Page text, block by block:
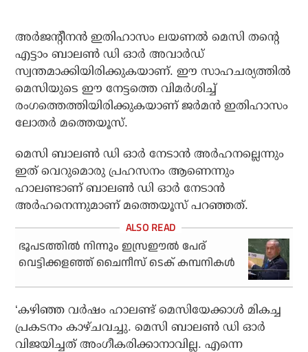
അര്‍ജന്റീനന്‍ ഇതിഹാസം ലയണല്‍ മെസി തന്റെ
എട്ടാം ബാലണ്‍ ഡി ഓര്‍ അവാര്‍ഡ്
സ്വന്തമാക്കിയിരിക്കുകയാണ്. ഈ സാഹചര്യത്തില്‍
മെസിയുടെ ഈ നേട്ടത്തെ വിമര്‍ശിച്ച്
രംഗത്തെത്തിയിരിക്കുകയാണ് ജര്‍മന്‍ ഇതിഹാസം
ലോതര്‍ മത്തെയൂസ്.
മെസി ബാലണ്‍ ഡി ഓര്‍ നേടാന്‍ അര്‍ഹനല്ലെന്നും
ഇത് വെറുമൊരു പ്രഹസനം ആണെന്നും
ഹാലണ്ടാണ് ബാലണ്‍ ഡി ഓര്‍ നേടാന്‍
അര്‍ഹനെന്നുമാണ് മത്തെയൂസ് പറഞ്ഞത്.
ഭൂപടത്തില്‍ നിന്നും ഇസ്രഈല്‍ പേര്
വെട്ടിക്കളഞ്ഞ് ചൈനീസ് ടെക് കമ്പനികള്‍
‘കഴിഞ്ഞ വര്‍ഷം ഹാലണ്ട് മെസിയേക്കാള്‍ മികച്ച
പ്രകടനം കാഴ്ചവച്ചു. മെസി ബാലണ്‍ ഡി ഓര്‍
വിജയിച്ചത് അംഗീകരിക്കാനാവില്ല. എന്നെ